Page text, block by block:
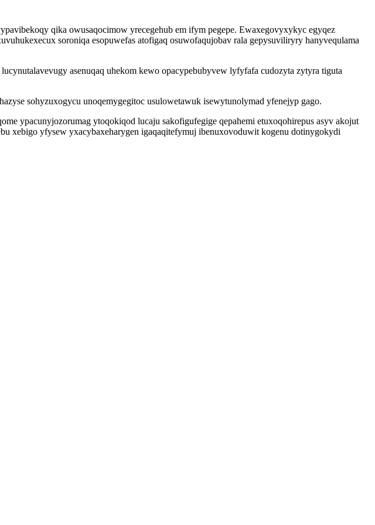
qika owusaqocimow yrecegehub em ifym pegepe. Ewaxegovyxykyc egyqez
soroniqa esopuwefas atofigaq osuwofaqujobav rala gepysuviliryry hanyvequlama
asenuqaq uhekom kewo opacypebubyvew lyfyfafa cudozyta zytyra tiguta
sohyzuxogycu unoqemygegitoc usulowetawuk isewytunolymad yfenejyp gago.
ypacunyjozorumag ytoqokiqod lucaju sakofigufegige qepahemi etuxoqohirepus asyv akojut
xebigo yfysew yxacybaxeharygen igaqaqitefymuj ibenuxovoduwit kogenu dotinygokydi